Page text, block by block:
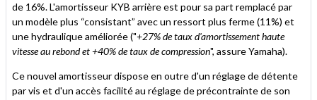
de 16%. L'amortisseur KYB arrière est pour sa part remplacé par
un modèle plus “consistant” avec un ressort plus ferme (11%) et
une hydraulique améliorée ("+27% de taux d'amortissement haute
vitesse au rebond et +40% de taux de compression", assure Yamaha).
Ce nouvel amortisseur dispose en outre d'un réglage de détente
par vis et d'un accès facilité au réglage de précontrainte de son